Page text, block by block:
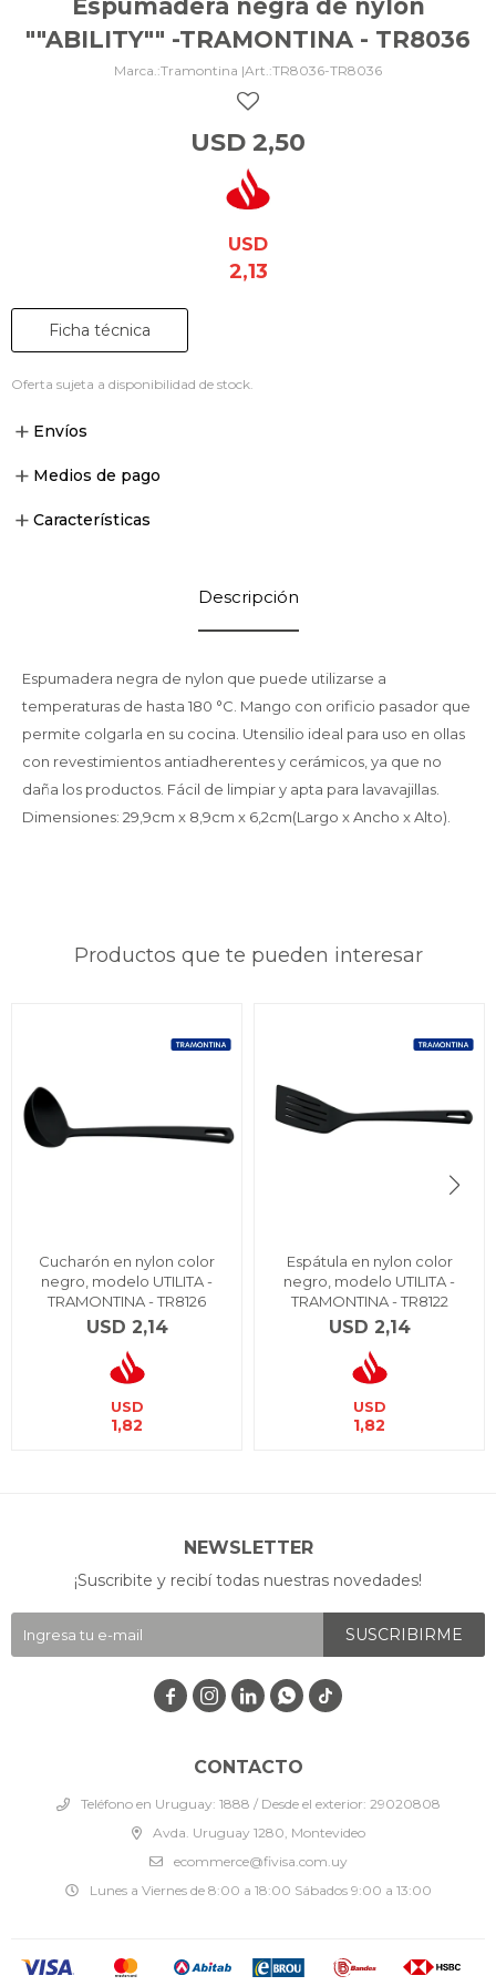
Espumadera negra de nylon
""ABILITY"" -TRAMONTINA - TR8036
Tramontina | TR8036-TR8036
USD 2,50
USD
2,13
Ficha técnica
Oferta sujeta a disponibilidad de stock.
Envíos
Medios de pago
Características
Descripción
Espumadera negra de nylon que puede utilizarse a
temperaturas de hasta 180 °C. Mango con orificio pasador que
permite colgarla en su cocina. Utensilio ideal para uso en ollas
con revestimientos antiadherentes y cerámicos, ya que no
daña los productos. Fácil de limpiar y apta para lavavajillas.
Dimensiones: 29,9cm x 8,9cm x 6,2cm(Largo x Ancho x Alto).
Productos que te pueden interesar
Cucharón en nylon color
negro, modelo UTILITA -
TRAMONTINA - TR8126
USD 2,14
USD
1,82
Espátula en nylon color
negro, modelo UTILITA -
TRAMONTINA - TR8122
USD 2,14
USD
1,82
CONTACTO
Teléfono en Uruguay: 1888 / Desde el exterior: 29020808
Avda. Uruguay 1280, Montevideo
ecommerce@fivisa.com.uy
Lunes a Viernes de 8:00 a 18:00 Sábados 9:00 a 13:00
NEWSLETTER
¡Suscribite y recibí todas nuestras novedades!
SUSCRIBIRME
   